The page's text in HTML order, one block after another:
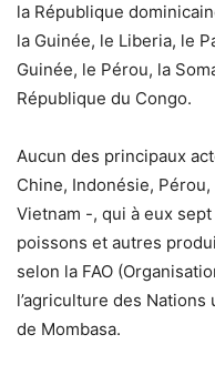
la République
la Guinée, le Liberia, le
Guinée, le Pérou, la
République du Congo.
Aucun des principaux
Chine, Indonésie,
Vietnam -, qui à eux
poissons et autres
selon la FAO
l’agriculture des Nations
de Mombasa.